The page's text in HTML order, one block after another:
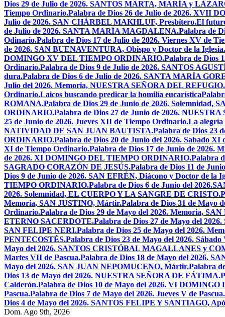
Dios 29 de Julio de 2026. SANTOS MARTA, MARÍA y
Tiempo Ordinario.Palabra de Dios 26 de Julio de 2026. XVII
Julio de 2026. SAN CHÁRBEL MAKHLUF, Presbítero.El
de Julio de 2026. SANTA MARÍA MAGDALENA.Palabra de
Odinario.Palabra de Dios 17 de Julio de 2026. Viernes XV de
de 2026. SAN BUENAVENTURA, Obispo y Doctor de la Iglesia.
DOMINGO XV DEL TIEMPO ORDINARIO.Palabra de Dios
Ordinario.Palabra de Dios 9 de Julio de 2026. SANTOS
dura.Palabra de Dios 6 de Julio de 2026. SANTA MARÍA
Julio del 2026. Memoria, NUESTRA SEÑORA DEL REFUGIO.
Ordinario.Laicos buscando predicar la homilía eucarística
ROMANA.Palabra de Dios 29 de Junio de 2026. Solemnidad,
ORDINARIO.Palabra de Dios 27 de Junio de 2026.
25 de Junio de 2026. Jueves XII de Tiempo Ordinario.La alegría
NATIVIDAD DE SAN JUAN BAUTISTA.Palabra de Dios 23
ORDINARIO.Palabra de Dios 20 de Junio del 2026. Sabado
XI de Tiempo Ordinario.Palabra de Dios 17 de Junio de 2026.
de 2026. XI DOMINGO DEL TIEMPO ORDINARIO.Palabra
SAGRADO CORAZÓN DE JESÚS.Palabra de Dios 11 de
Dios 9 de Junio de 2026. SAN EFRÉN, Diácono y Doctor de la
TIEMPO ORDINARIO.Palabra de Dios 6 de Junio del
2026. Solemnidad, EL CUERPO Y LA SANGRE DE CRISTO.
Memoria, SAN JUSTINO, Mártir.Palabra de Dios 31 de
Ordinario.Palabra de Dios 29 de Mayo del 2026. Memoria,
ETERNO SACERDOTE.Palabra de Dios 27 de Mayo del
SAN FELIPE NERI.Palabra de Dios 25 de Mayo del 2026.
PENTECOSTÉS.Palabra de Dios 23 de Mayo del 2026.
Mayo del 2026. SANTOS CRISTÓBAL MAGALLANES y
Martes VII de Pascua.Palabra de Dios 18 de Mayo del 2026.
Mayo del 2026. SAN JUAN NEPOMUCENO, Mártir.Palabra
Dios 13 de Mayo del 2026. NUESTRA SEÑORA DE FÁTIMA.
Calderón.Palabra de Dios 10 de Mayo del 2026. VI DOMINGO
Pascua.Palabra de Dios 7 de Mayo del 2026. Jueves V de Pascua.
Dios 4 de Mayo del 2026. SANTOS FELIPE Y SANTIAGO,
Dom. Ago 9th, 2026